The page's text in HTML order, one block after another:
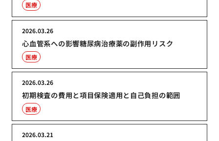
医療
心血管系への影響糖尿病治療薬の副作用リスク
2026.03.26
医療
初期検査の費用と項目保険適用と自己負担の範囲
2026.03.26
医療
2026.03.21